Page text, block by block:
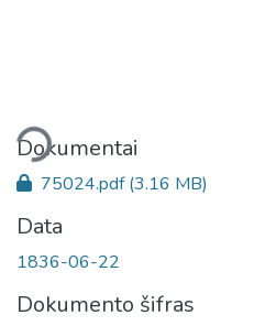
Dokumentai
75024.pdf(3.16 MB)
Data
1836-06-22
Dokumento šifras